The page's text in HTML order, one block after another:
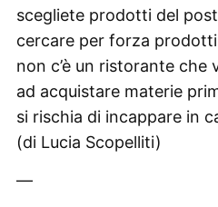
scegliete prodotti del
cercare per forza
non c’è un ristorante che
ad acquistare materie
si rischia di incappare in
(di Lucia Scopelliti)
—